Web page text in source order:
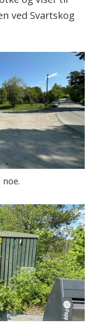
ved Svartskog
noe.